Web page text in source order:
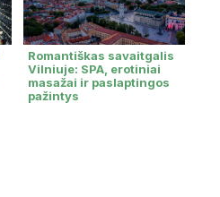
Romantiškas savaitgalis
Vilniuje: SPA, erotiniai
masažai ir paslaptingos
pažintys